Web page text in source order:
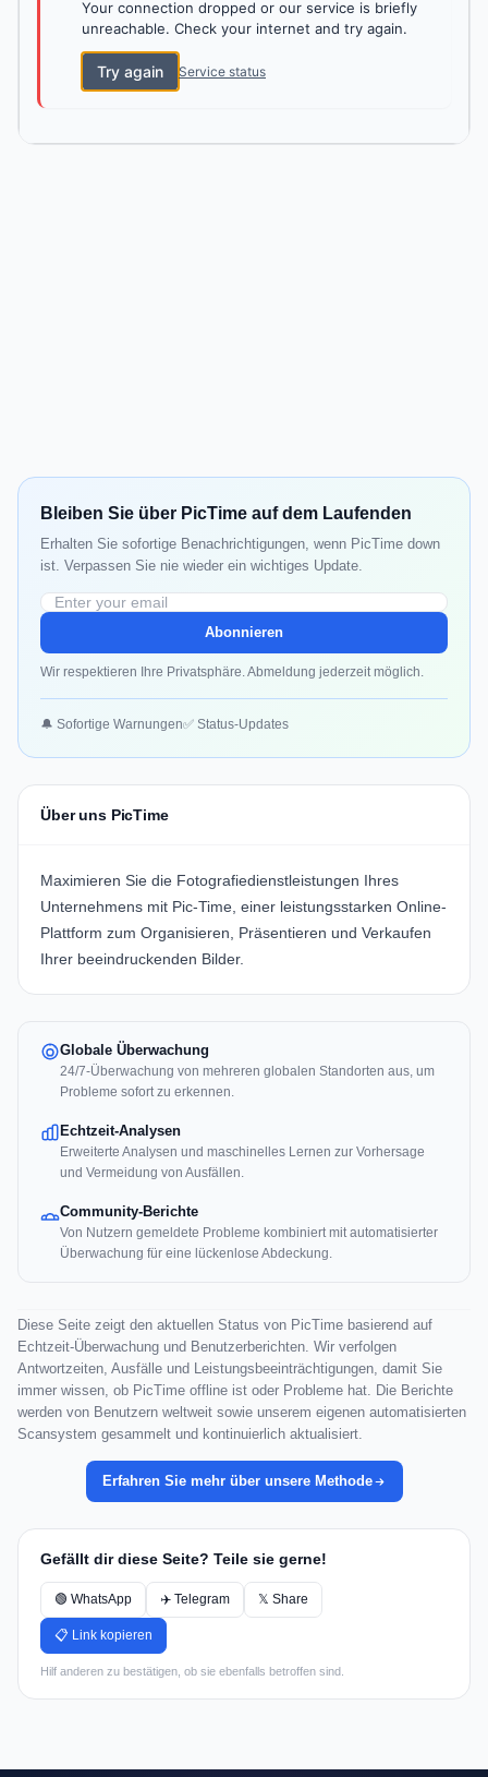
Your connection dropped or our service is briefly
unreachable. Check your internet and try again.
Try again Service status
Bleiben Sie über PicTime auf dem Laufenden
Erhalten Sie sofortige Benachrichtigungen, wenn PicTime down
ist. Verpassen Sie nie wieder ein wichtiges Update.
Abonnieren
Wir respektieren Ihre Privatsphäre. Abmeldung jederzeit möglich.
🔔 Sofortige Warnungen✅ Status-Updates
Über uns PicTime
Maximieren Sie die Fotografiedienstleistungen Ihres
Unternehmens mit Pic-Time, einer leistungsstarken Online-
Plattform zum Organisieren, Präsentieren und Verkaufen
Ihrer beeindruckenden Bilder.
Globale Überwachung
24/7-Überwachung von mehreren globalen Standorten aus, um
Probleme sofort zu erkennen.
Echtzeit-Analysen
Erweiterte Analysen und maschinelles Lernen zur Vorhersage
und Vermeidung von Ausfällen.
Community-Berichte
Von Nutzern gemeldete Probleme kombiniert mit automatisierter
Überwachung für eine lückenlose Abdeckung.
Diese Seite zeigt den aktuellen Status von PicTime basierend auf
Echtzeit-Überwachung und Benutzerberichten. Wir verfolgen
Antwortzeiten, Ausfälle und Leistungsbeeinträchtigungen, damit Sie
immer wissen, ob PicTime offline ist oder Probleme hat. Die Berichte
werden von Benutzern weltweit sowie unserem eigenen automatisierten
Scansystem gesammelt und kontinuierlich aktualisiert.
Erfahren Sie mehr über unsere Methode
Gefällt dir diese Seite? Teile sie gerne!
🟢 WhatsApp ✈️ Telegram 𝕏 Share
📋 Link kopieren
Hilf anderen zu bestätigen, ob sie ebenfalls betroffen sind.